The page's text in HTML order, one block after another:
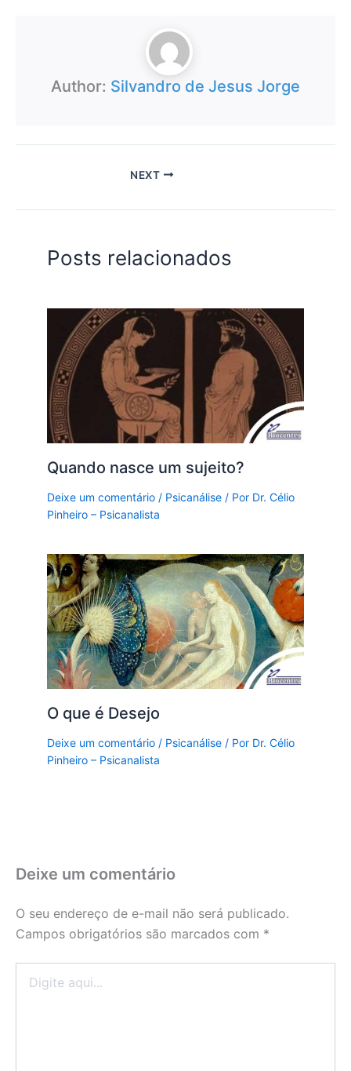
Author: Silvandro de Jesus Jorge
NEXT
Posts relacionados
Quando nasce um sujeito?
Deixe um comentário / Psicanálise / Por Dr. Célio
Pinheiro – Psicanalista
O que é Desejo
Deixe um comentário / Psicanálise / Por Dr. Célio
Pinheiro – Psicanalista
Deixe um comentário
O seu endereço de e-mail não será publicado.
Campos obrigatórios são marcados com *
aqui...